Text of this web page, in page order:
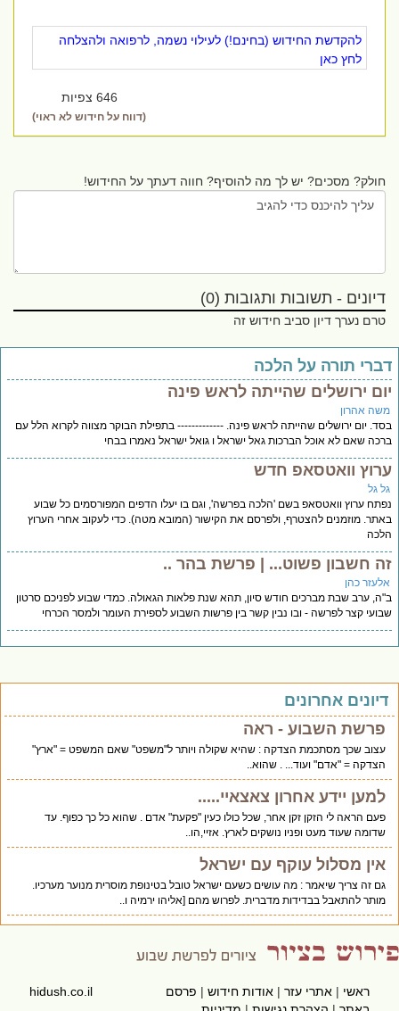
להקדשת החידוש (בחינם!) לעילוי נשמה, לרפואה ולהצלחה
לחץ כאן
646 צפיות
(דווח על חידוש לא ראוי)
חולק? מסכים? יש לך מה להוסיף? חווה דעתך על החידוש!
דיונים - תשובות ותגובות (0)
טרם נערך דיון סביב חידוש זה
תורה על הלכה
ירושלים שהייתה לראש פינה
אהרון
יום ירושלים שהייתה לראש פינה. ------------- בתפילת הבוקר מצווה לקרוא הלל עם
שאם לא אוכל הברכות גאל ישראל ו גואל ישראל נאמרו בבחי
וואטסאפ חדש
גל
ערוץ וואטסאפ בשם 'הלכה בפרשה', וגם בו יעלו הדפים המפורסמים כל שבוע
מוזמנים להצטרף, ולפרסם את הקישור (המובא מטה). כדי לעקוב אחרי הערוץ
חשבון פשוט... | פרשת בהר ..
כהן
ערב שבת מברכים חודש סיון, תהא שנת פלאות הגאולה. כמדי שבוע לפניכם סרטון
קצר לפרשה - ובו נבין קשר בין פרשות השבוע לספירת העומר ולמסר הכרחי
אחרונים
פרשת השבוע - ראה
עצוב שכך מסתכמת הצדקה : שהיא שקולה ויותר ל"משפט" שאם המשפט = "ארץ"
הצדקה = "אדם" ועוד... . שהוא..
למען יידע אחרון צאצאיי.....
פעם הראה לי הזקן זקן אחר, שכל כולו כעין "פקעת" אדם . שהוא כל כך כפוף. עד
שדומה שעוד מעט ופניו נושקים לארץ. אזיי,הו..
אין מסלול עוקף עם ישראל
גם זה צריך שיאמר : מה עושים כשעם ישראל טובל בטינופת מוסרית מנוער מערכיו.
מותר להתאבל בבדידות מדברית. לפרוש מהם [אליהו ירמיה ו..
ראשי|אתרי עזר|אודות חידוש|פרסם
hidush.co.il